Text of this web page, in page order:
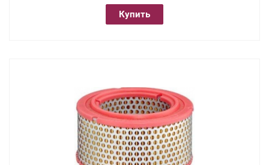
Купить